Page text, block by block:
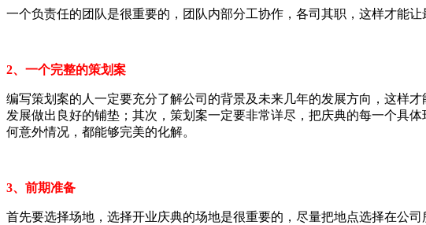
一个负责任的团队是很重要的，团队内部分工协作，各司其职，这样才能
2、一个完整的策划案
编写策划案的人一定要充分了解公司的背景及未来几年的发展方向，这样
发展做出良好的铺垫；其次，策划案一定要非常详尽，把庆典的每一个具
何意外情况，都能够完美的化解。
3、前期准备
首先要选择场地，选择开业庆典的场地是很重要的，尽量把地点选择在公